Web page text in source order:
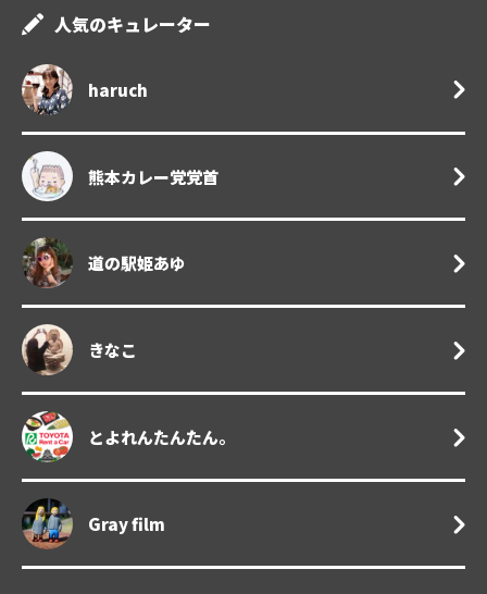
人気のキュレーター
haruch
熊本カレー党党首
道の駅姫あゆ
きなこ
とよれんたんたん。
Gray film